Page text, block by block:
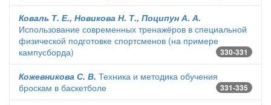
Коваль Т. Е., Новикова Н. Т., Поципун А. А.
Использование современных тренажёров в специальной
физической подготовке спортсменов (на примере
кампусборда)
330-331
Кожевникова С. В. Техника и методика обучения
броскам в баскетболе
331-335